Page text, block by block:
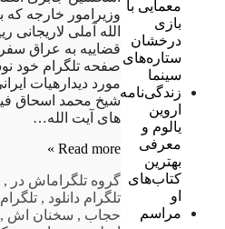
معمایی با
بازی
درخشان
ستاره‌های
سینما
زندگی‌نامه
اروین
یالوم و
معرفی
بهترین
کتاب‌های
او
مراسم
وزیرامور خارجه که
الله آملی لاریجانی
قضاییه به عراق
صفحه تلگرام خود
مورد دیدارهیات
شیخ محمد اسحاق
های آیت الله…
Read more »
گروه تلگراماش در ,
تلگرام دانلود ,
حجاب , سخنان اش ,